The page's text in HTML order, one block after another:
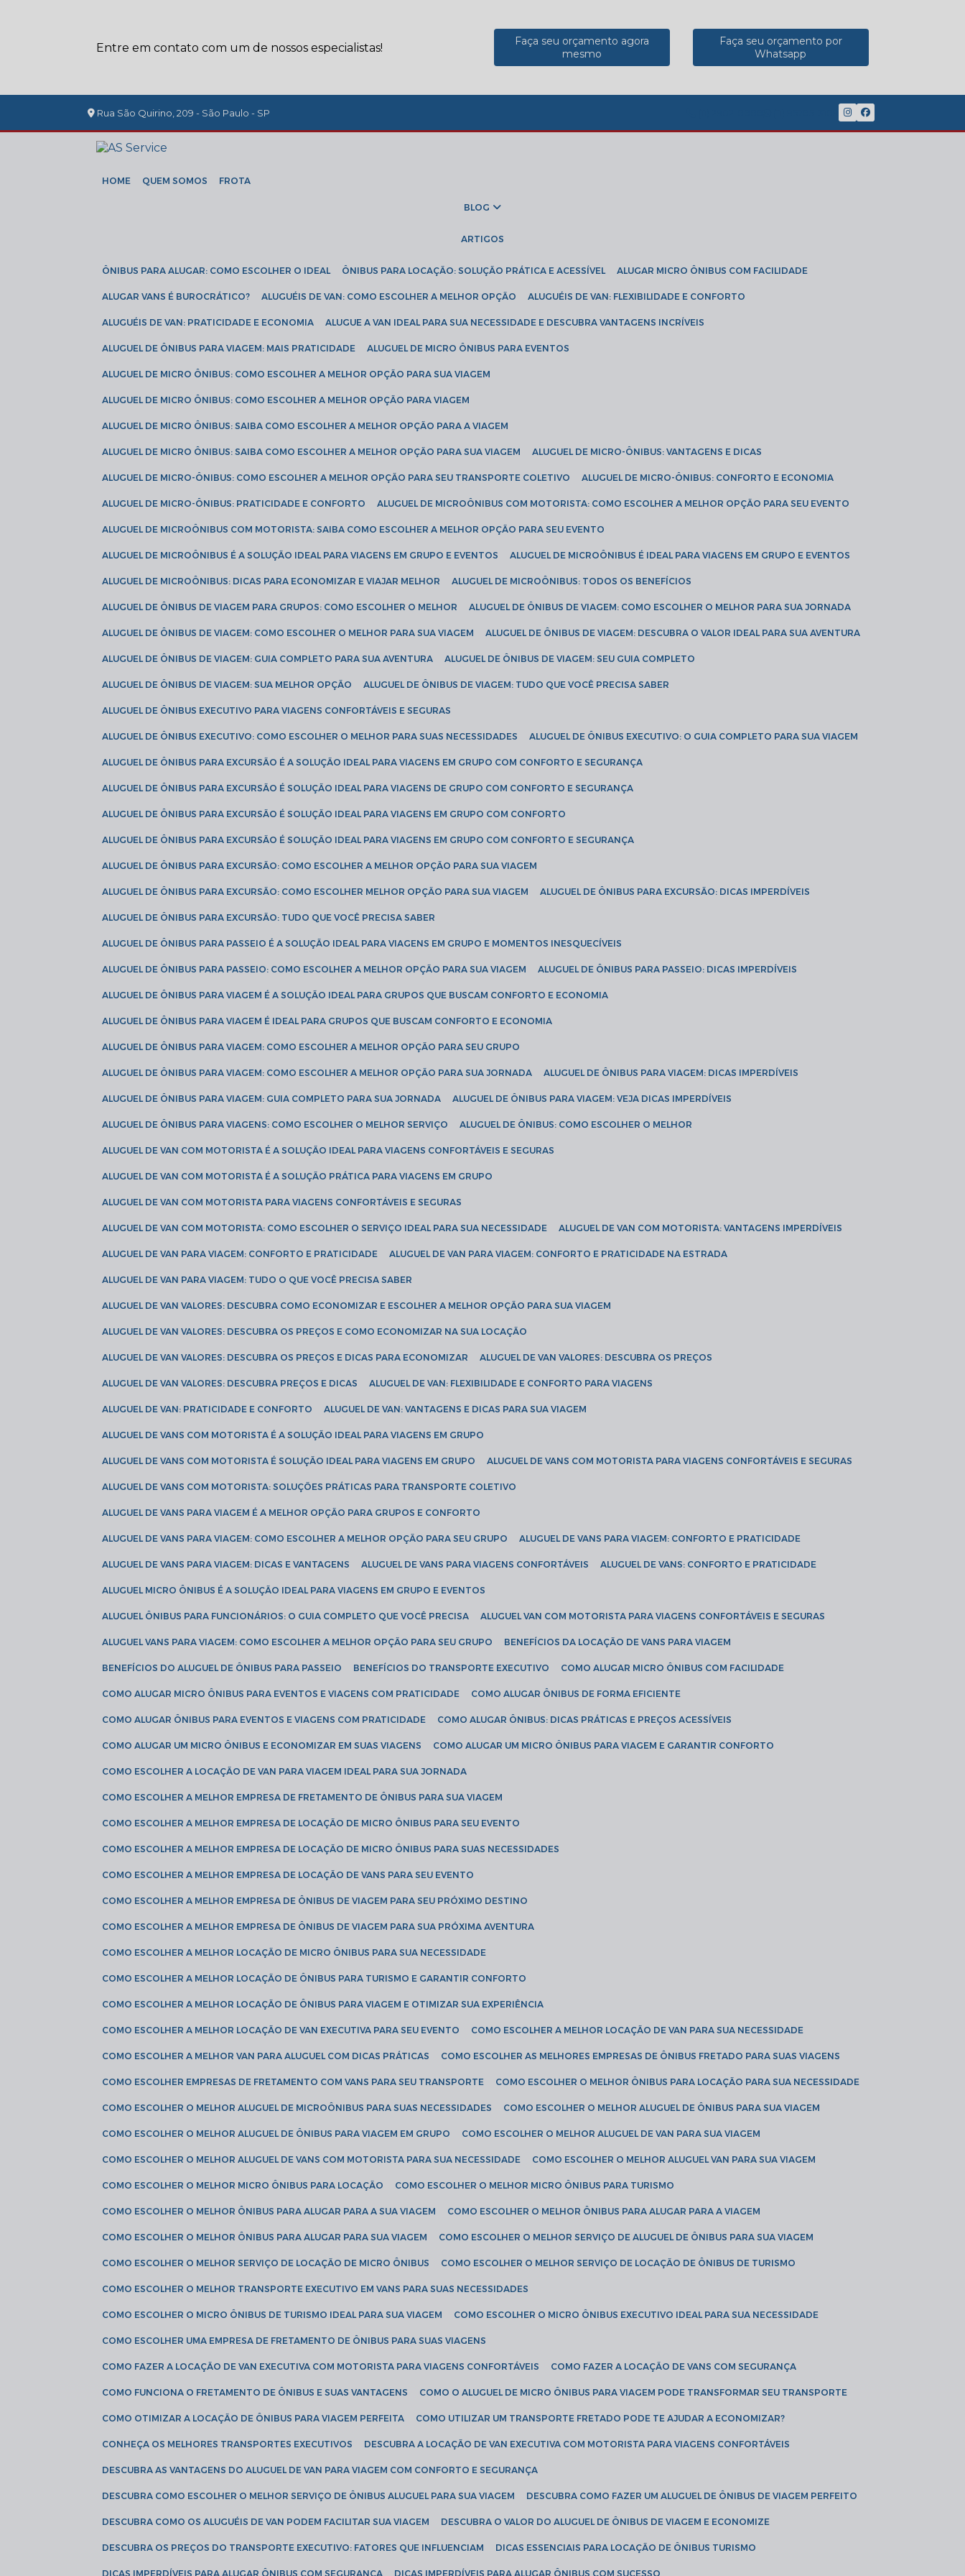
Entre em contato com um de nossos especialistas!
Faça seu orçamento agora
mesmo
Faça seu orçamento por
Whatsapp
Rua São Quirino, 209 - São Paulo - SP
HOME QUEM SOMOS FROTA
BLOG
ARTIGOS
ÔNIBUS PARA ALUGAR: COMO ESCOLHER O IDEAL ÔNIBUS PARA LOCAÇÃO: SOLUÇÃO PRÁTICA E ACESSÍVEL ALUGAR MICRO ÔNIBUS COM FACILIDADE
ALUGAR VANS É BUROCRÁTICO? ALUGUÉIS DE VAN: COMO ESCOLHER A MELHOR OPÇÃO ALUGUÉIS DE VAN: FLEXIBILIDADE E CONFORTO
ALUGUÉIS DE VAN: PRATICIDADE E ECONOMIA ALUGUE A VAN IDEAL PARA SUA NECESSIDADE E DESCUBRA VANTAGENS INCRÍVEIS
ALUGUEL DE ÔNIBUS PARA VIAGEM: MAIS PRATICIDADE ALUGUEL DE MICRO ÔNIBUS PARA EVENTOS
ALUGUEL DE MICRO ÔNIBUS: COMO ESCOLHER A MELHOR OPÇÃO PARA SUA VIAGEM
ALUGUEL DE MICRO ÔNIBUS: COMO ESCOLHER A MELHOR OPÇÃO PARA VIAGEM
ALUGUEL DE MICRO ÔNIBUS: SAIBA COMO ESCOLHER A MELHOR OPÇÃO PARA A VIAGEM
ALUGUEL DE MICRO ÔNIBUS: SAIBA COMO ESCOLHER A MELHOR OPÇÃO PARA SUA VIAGEM ALUGUEL DE MICRO-ÔNIBUS: VANTAGENS E DICAS
ALUGUEL DE MICRO-ÔNIBUS: COMO ESCOLHER A MELHOR OPÇÃO PARA SEU TRANSPORTE COLETIVO ALUGUEL DE MICRO-ÔNIBUS: CONFORTO E ECONOMIA
ALUGUEL DE MICRO-ÔNIBUS: PRATICIDADE E CONFORTO ALUGUEL DE MICROÔNIBUS COM MOTORISTA: COMO ESCOLHER A MELHOR OPÇÃO PARA SEU EVENTO
ALUGUEL DE MICROÔNIBUS COM MOTORISTA: SAIBA COMO ESCOLHER A MELHOR OPÇÃO PARA SEU EVENTO
ALUGUEL DE MICROÔNIBUS É A SOLUÇÃO IDEAL PARA VIAGENS EM GRUPO E EVENTOS ALUGUEL DE MICROÔNIBUS É IDEAL PARA VIAGENS EM GRUPO E EVENTOS
ALUGUEL DE MICROÔNIBUS: DICAS PARA ECONOMIZAR E VIAJAR MELHOR ALUGUEL DE MICROÔNIBUS: TODOS OS BENEFÍCIOS
ALUGUEL DE ÔNIBUS DE VIAGEM PARA GRUPOS: COMO ESCOLHER O MELHOR ALUGUEL DE ÔNIBUS DE VIAGEM: COMO ESCOLHER O MELHOR PARA SUA JORNADA
ALUGUEL DE ÔNIBUS DE VIAGEM: COMO ESCOLHER O MELHOR PARA SUA VIAGEM ALUGUEL DE ÔNIBUS DE VIAGEM: DESCUBRA O VALOR IDEAL PARA SUA AVENTURA
ALUGUEL DE ÔNIBUS DE VIAGEM: GUIA COMPLETO PARA SUA AVENTURA ALUGUEL DE ÔNIBUS DE VIAGEM: SEU GUIA COMPLETO
ALUGUEL DE ÔNIBUS DE VIAGEM: SUA MELHOR OPÇÃO ALUGUEL DE ÔNIBUS DE VIAGEM: TUDO QUE VOCÊ PRECISA SABER
ALUGUEL DE ÔNIBUS EXECUTIVO PARA VIAGENS CONFORTÁVEIS E SEGURAS
ALUGUEL DE ÔNIBUS EXECUTIVO: COMO ESCOLHER O MELHOR PARA SUAS NECESSIDADES ALUGUEL DE ÔNIBUS EXECUTIVO: O GUIA COMPLETO PARA SUA VIAGEM
ALUGUEL DE ÔNIBUS PARA EXCURSÃO É A SOLUÇÃO IDEAL PARA VIAGENS EM GRUPO COM CONFORTO E SEGURANÇA
ALUGUEL DE ÔNIBUS PARA EXCURSÃO É SOLUÇÃO IDEAL PARA VIAGENS DE GRUPO COM CONFORTO E SEGURANÇA
ALUGUEL DE ÔNIBUS PARA EXCURSÃO É SOLUÇÃO IDEAL PARA VIAGENS EM GRUPO COM CONFORTO
ALUGUEL DE ÔNIBUS PARA EXCURSÃO É SOLUÇÃO IDEAL PARA VIAGENS EM GRUPO COM CONFORTO E SEGURANÇA
ALUGUEL DE ÔNIBUS PARA EXCURSÃO: COMO ESCOLHER A MELHOR OPÇÃO PARA SUA VIAGEM
ALUGUEL DE ÔNIBUS PARA EXCURSÃO: COMO ESCOLHER MELHOR OPÇÃO PARA SUA VIAGEM ALUGUEL DE ÔNIBUS PARA EXCURSÃO: DICAS IMPERDÍVEIS
ALUGUEL DE ÔNIBUS PARA EXCURSÃO: TUDO QUE VOCÊ PRECISA SABER
ALUGUEL DE ÔNIBUS PARA PASSEIO É A SOLUÇÃO IDEAL PARA VIAGENS EM GRUPO E MOMENTOS INESQUECÍVEIS
ALUGUEL DE ÔNIBUS PARA PASSEIO: COMO ESCOLHER A MELHOR OPÇÃO PARA SUA VIAGEM ALUGUEL DE ÔNIBUS PARA PASSEIO: DICAS IMPERDÍVEIS
ALUGUEL DE ÔNIBUS PARA VIAGEM É A SOLUÇÃO IDEAL PARA GRUPOS QUE BUSCAM CONFORTO E ECONOMIA
ALUGUEL DE ÔNIBUS PARA VIAGEM É IDEAL PARA GRUPOS QUE BUSCAM CONFORTO E ECONOMIA
ALUGUEL DE ÔNIBUS PARA VIAGEM: COMO ESCOLHER A MELHOR OPÇÃO PARA SEU GRUPO
ALUGUEL DE ÔNIBUS PARA VIAGEM: COMO ESCOLHER A MELHOR OPÇÃO PARA SUA JORNADA ALUGUEL DE ÔNIBUS PARA VIAGEM: DICAS IMPERDÍVEIS
ALUGUEL DE ÔNIBUS PARA VIAGEM: GUIA COMPLETO PARA SUA JORNADA ALUGUEL DE ÔNIBUS PARA VIAGEM: VEJA DICAS IMPERDÍVEIS
ALUGUEL DE ÔNIBUS PARA VIAGENS: COMO ESCOLHER O MELHOR SERVIÇO ALUGUEL DE ÔNIBUS: COMO ESCOLHER O MELHOR
ALUGUEL DE VAN COM MOTORISTA É A SOLUÇÃO IDEAL PARA VIAGENS CONFORTÁVEIS E SEGURAS
ALUGUEL DE VAN COM MOTORISTA É A SOLUÇÃO PRÁTICA PARA VIAGENS EM GRUPO
ALUGUEL DE VAN COM MOTORISTA PARA VIAGENS CONFORTÁVEIS E SEGURAS
ALUGUEL DE VAN COM MOTORISTA: COMO ESCOLHER O SERVIÇO IDEAL PARA SUA NECESSIDADE ALUGUEL DE VAN COM MOTORISTA: VANTAGENS IMPERDÍVEIS
ALUGUEL DE VAN PARA VIAGEM: CONFORTO E PRATICIDADE ALUGUEL DE VAN PARA VIAGEM: CONFORTO E PRATICIDADE NA ESTRADA
ALUGUEL DE VAN PARA VIAGEM: TUDO O QUE VOCÊ PRECISA SABER
ALUGUEL DE VAN VALORES: DESCUBRA COMO ECONOMIZAR E ESCOLHER A MELHOR OPÇÃO PARA SUA VIAGEM
ALUGUEL DE VAN VALORES: DESCUBRA OS PREÇOS E COMO ECONOMIZAR NA SUA LOCAÇÃO
ALUGUEL DE VAN VALORES: DESCUBRA OS PREÇOS E DICAS PARA ECONOMIZAR ALUGUEL DE VAN VALORES: DESCUBRA OS PREÇOS
ALUGUEL DE VAN VALORES: DESCUBRA PREÇOS E DICAS ALUGUEL DE VAN: FLEXIBILIDADE E CONFORTO PARA VIAGENS
ALUGUEL DE VAN: PRATICIDADE E CONFORTO ALUGUEL DE VAN: VANTAGENS E DICAS PARA SUA VIAGEM
ALUGUEL DE VANS COM MOTORISTA É A SOLUÇÃO IDEAL PARA VIAGENS EM GRUPO
ALUGUEL DE VANS COM MOTORISTA É SOLUÇÃO IDEAL PARA VIAGENS EM GRUPO ALUGUEL DE VANS COM MOTORISTA PARA VIAGENS CONFORTÁVEIS E SEGURAS
ALUGUEL DE VANS COM MOTORISTA: SOLUÇÕES PRÁTICAS PARA TRANSPORTE COLETIVO
ALUGUEL DE VANS PARA VIAGEM É A MELHOR OPÇÃO PARA GRUPOS E CONFORTO
ALUGUEL DE VANS PARA VIAGEM: COMO ESCOLHER A MELHOR OPÇÃO PARA SEU GRUPO ALUGUEL DE VANS PARA VIAGEM: CONFORTO E PRATICIDADE
ALUGUEL DE VANS PARA VIAGEM: DICAS E VANTAGENS ALUGUEL DE VANS PARA VIAGENS CONFORTÁVEIS ALUGUEL DE VANS: CONFORTO E PRATICIDADE
ALUGUEL MICRO ÔNIBUS É A SOLUÇÃO IDEAL PARA VIAGENS EM GRUPO E EVENTOS
ALUGUEL ÔNIBUS PARA FUNCIONÁRIOS: O GUIA COMPLETO QUE VOCÊ PRECISA ALUGUEL VAN COM MOTORISTA PARA VIAGENS CONFORTÁVEIS E SEGURAS
ALUGUEL VANS PARA VIAGEM: COMO ESCOLHER A MELHOR OPÇÃO PARA SEU GRUPO BENEFÍCIOS DA LOCAÇÃO DE VANS PARA VIAGEM
BENEFÍCIOS DO ALUGUEL DE ÔNIBUS PARA PASSEIO BENEFÍCIOS DO TRANSPORTE EXECUTIVO COMO ALUGAR MICRO ÔNIBUS COM FACILIDADE
COMO ALUGAR MICRO ÔNIBUS PARA EVENTOS E VIAGENS COM PRATICIDADE COMO ALUGAR ÔNIBUS DE FORMA EFICIENTE
COMO ALUGAR ÔNIBUS PARA EVENTOS E VIAGENS COM PRATICIDADE COMO ALUGAR ÔNIBUS: DICAS PRÁTICAS E PREÇOS ACESSÍVEIS
COMO ALUGAR UM MICRO ÔNIBUS E ECONOMIZAR EM SUAS VIAGENS COMO ALUGAR UM MICRO ÔNIBUS PARA VIAGEM E GARANTIR CONFORTO
COMO ESCOLHER A LOCAÇÃO DE VAN PARA VIAGEM IDEAL PARA SUA JORNADA
COMO ESCOLHER A MELHOR EMPRESA DE FRETAMENTO DE ÔNIBUS PARA SUA VIAGEM
COMO ESCOLHER A MELHOR EMPRESA DE LOCAÇÃO DE MICRO ÔNIBUS PARA SEU EVENTO
COMO ESCOLHER A MELHOR EMPRESA DE LOCAÇÃO DE MICRO ÔNIBUS PARA SUAS NECESSIDADES
COMO ESCOLHER A MELHOR EMPRESA DE LOCAÇÃO DE VANS PARA SEU EVENTO
COMO ESCOLHER A MELHOR EMPRESA DE ÔNIBUS DE VIAGEM PARA SEU PRÓXIMO DESTINO
COMO ESCOLHER A MELHOR EMPRESA DE ÔNIBUS DE VIAGEM PARA SUA PRÓXIMA AVENTURA
COMO ESCOLHER A MELHOR LOCAÇÃO DE MICRO ÔNIBUS PARA SUA NECESSIDADE
COMO ESCOLHER A MELHOR LOCAÇÃO DE ÔNIBUS PARA TURISMO E GARANTIR CONFORTO
COMO ESCOLHER A MELHOR LOCAÇÃO DE ÔNIBUS PARA VIAGEM E OTIMIZAR SUA EXPERIÊNCIA
COMO ESCOLHER A MELHOR LOCAÇÃO DE VAN EXECUTIVA PARA SEU EVENTO COMO ESCOLHER A MELHOR LOCAÇÃO DE VAN PARA SUA NECESSIDADE
COMO ESCOLHER A MELHOR VAN PARA ALUGUEL COM DICAS PRÁTICAS COMO ESCOLHER AS MELHORES EMPRESAS DE ÔNIBUS FRETADO PARA SUAS VIAGENS
COMO ESCOLHER EMPRESAS DE FRETAMENTO COM VANS PARA SEU TRANSPORTE COMO ESCOLHER O MELHOR ÔNIBUS PARA LOCAÇÃO PARA SUA NECESSIDADE
COMO ESCOLHER O MELHOR ALUGUEL DE MICROÔNIBUS PARA SUAS NECESSIDADES COMO ESCOLHER O MELHOR ALUGUEL DE ÔNIBUS PARA SUA VIAGEM
COMO ESCOLHER O MELHOR ALUGUEL DE ÔNIBUS PARA VIAGEM EM GRUPO COMO ESCOLHER O MELHOR ALUGUEL DE VAN PARA SUA VIAGEM
COMO ESCOLHER O MELHOR ALUGUEL DE VANS COM MOTORISTA PARA SUA NECESSIDADE COMO ESCOLHER O MELHOR ALUGUEL VAN PARA SUA VIAGEM
COMO ESCOLHER O MELHOR MICRO ÔNIBUS PARA LOCAÇÃO COMO ESCOLHER O MELHOR MICRO ÔNIBUS PARA TURISMO
COMO ESCOLHER O MELHOR ÔNIBUS PARA ALUGAR PARA A SUA VIAGEM COMO ESCOLHER O MELHOR ÔNIBUS PARA ALUGAR PARA A VIAGEM
COMO ESCOLHER O MELHOR ÔNIBUS PARA ALUGAR PARA SUA VIAGEM COMO ESCOLHER O MELHOR SERVIÇO DE ALUGUEL DE ÔNIBUS PARA SUA VIAGEM
COMO ESCOLHER O MELHOR SERVIÇO DE LOCAÇÃO DE MICRO ÔNIBUS COMO ESCOLHER O MELHOR SERVIÇO DE LOCAÇÃO DE ÔNIBUS DE TURISMO
COMO ESCOLHER O MELHOR TRANSPORTE EXECUTIVO EM VANS PARA SUAS NECESSIDADES
COMO ESCOLHER O MICRO ÔNIBUS DE TURISMO IDEAL PARA SUA VIAGEM COMO ESCOLHER O MICRO ÔNIBUS EXECUTIVO IDEAL PARA SUA NECESSIDADE
COMO ESCOLHER UMA EMPRESA DE FRETAMENTO DE ÔNIBUS PARA SUAS VIAGENS
COMO FAZER A LOCAÇÃO DE VAN EXECUTIVA COM MOTORISTA PARA VIAGENS CONFORTÁVEIS COMO FAZER A LOCAÇÃO DE VANS COM SEGURANÇA
COMO FUNCIONA O FRETAMENTO DE ÔNIBUS E SUAS VANTAGENS COMO O ALUGUEL DE MICRO ÔNIBUS PARA VIAGEM PODE TRANSFORMAR SEU TRANSPORTE
COMO OTIMIZAR A LOCAÇÃO DE ÔNIBUS PARA VIAGEM PERFEITA COMO UTILIZAR UM TRANSPORTE FRETADO PODE TE AJUDAR A ECONOMIZAR?
CONHEÇA OS MELHORES TRANSPORTES EXECUTIVOS DESCUBRA A LOCAÇÃO DE VAN EXECUTIVA COM MOTORISTA PARA VIAGENS CONFORTÁVEIS
DESCUBRA AS VANTAGENS DO ALUGUEL DE VAN PARA VIAGEM COM CONFORTO E SEGURANÇA
DESCUBRA COMO ESCOLHER O MELHOR SERVIÇO DE ÔNIBUS ALUGUEL PARA SUA VIAGEM DESCUBRA COMO FAZER UM ALUGUEL DE ÔNIBUS DE VIAGEM PERFEITO
DESCUBRA COMO OS ALUGUÉIS DE VAN PODEM FACILITAR SUA VIAGEM DESCUBRA O VALOR DO ALUGUEL DE ÔNIBUS DE VIAGEM E ECONOMIZE
DESCUBRA OS PREÇOS DO TRANSPORTE EXECUTIVO: FATORES QUE INFLUENCIAM DICAS ESSENCIAIS PARA LOCAÇÃO DE ÔNIBUS TURISMO
DICAS IMPERDÍVEIS PARA ALUGAR ÔNIBUS COM SEGURANÇA DICAS IMPERDÍVEIS PARA ALUGAR ÔNIBUS COM SUCESSO